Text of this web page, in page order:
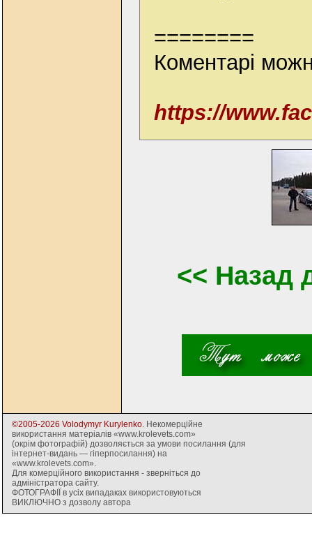
========
Коментарі
https://
<< Назад
©2005-2026 Volodymyr Kurylenko . Некомерційне
використання матеріалів «www.krolevets.com»
(окрім фотографій) дозволяється за умови посилання (для
інтернет-видань — гіперпосилання) на
«www.krolevets.com».
Для комерційного використання - зверніться до
адміністратора сайту.
ФОТОГРАФІЇ в усіх випадаках використовуються
ВИКЛЮЧНО з дозволу автора